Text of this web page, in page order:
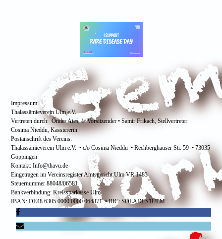
Impressum:
Thalassämieverein Ulm e.V.
Vertreten durch: Önder Ates, 1. Vorsitzender • Samir Frikach, Stellvertreter
Cosima Nieddu, Kassiererin
Postanschrift des Vereins:
Thalassämieverein Ulm e.V. • c/o Cosima Nieddu • Rechberghäuser Str. 59 • 73035
Göppingen
Kontakt: Info@thavu.de
Eingetragen im Vereinsregister Amtsgericht Ulm VR 1483
Steuernummer 88048/06581
Bankverbindung: Kreissparkasse Ulm
IBAN: DE48 6305 0000 0000 064871 • BIC: SOLADES1ULM